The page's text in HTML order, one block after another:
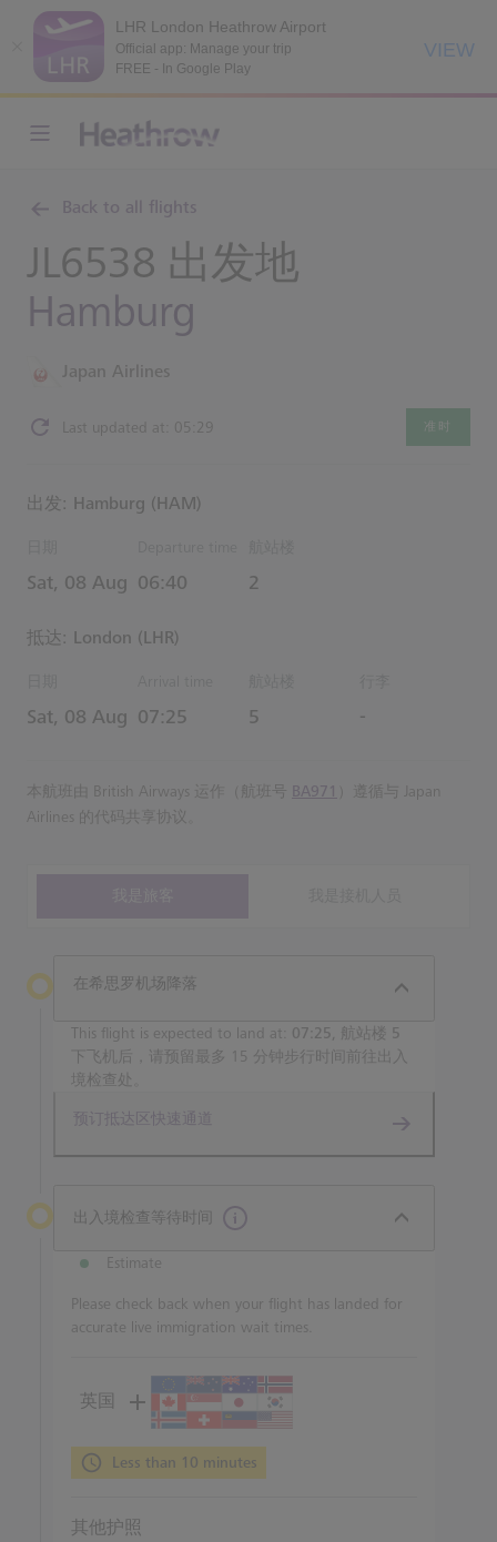
LHR London Heathrow Airport
Official app: Manage your trip
FREE - In Google Play
VIEW
Back to all flights
JL6538 出发地
Hamburg
Japan Airlines
Last updated at: 05:29 准时
出发: Hamburg (HAM)
Sat, 08 Aug Estimated 时间
06:40 2
抵达: London (LHR)
Sat, 08 Aug Estimated 时间
07:25 5 -
本航班由 British Airways 运作（航班号 BA971
）遵循与 Japan
Airlines 的代码共享协议。
在希思罗机场降落
This flight is expected to land at: 07:25, 航站楼 5
下飞机后，请预留最多 15 分钟步行时间前往出入
境检查处。
预订抵达区快速通道
出入境检查等待时间
Estimate
Please check back when your flight has landed for
accurate live immigration wait times.
英国
Less than 10 minutes
其他护照